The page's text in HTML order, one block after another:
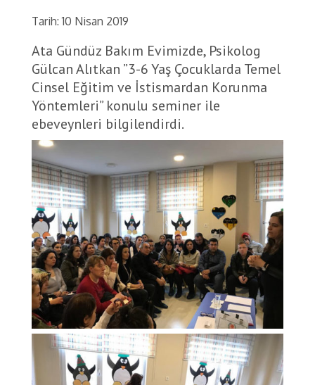
Tarih: 10 Nisan 2019
Ata Gündüz Bakım Evimizde, Psikolog
Gülcan Alıtkan ”3-6 Yaş Çocuklarda Temel
Cinsel Eğitim ve İstismardan Korunma
Yöntemleri” konulu seminer ile
ebeveynleri bilgilendirdi.